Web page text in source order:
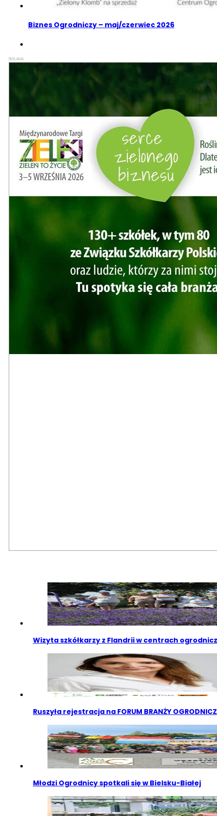
Biznes Ogrodniczy – maj/czerwiec 2026
REKLAMA
Wizyta szkółkarzy z Flandrii w centrach
Ruszyła rejestracja na FORUM BRANŻY
Młodzi Ogrodnicy spotkali się w Bielsku-Białej